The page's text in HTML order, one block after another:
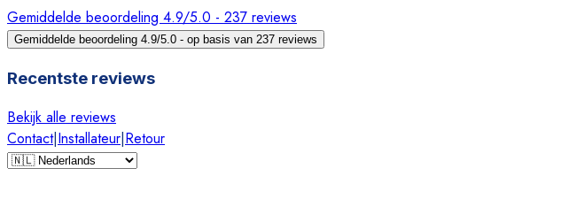
Gemiddelde beoordeling 4.9/5.0 - 237 reviews
Gemiddelde beoordeling 4.9/5.0 - op basis van 237 reviews
Recentste reviews
Bekijk alle reviews
Contact|Installateur|Retour